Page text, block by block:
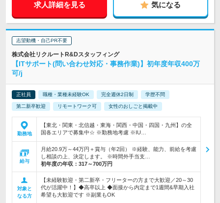
求人詳細を見る 気になる
志望動機・自己PR不要
株式会社リクルートR&Dスタッフィング
【ITサポート(問い合わせ対応・事務作業)】初年度年収400万
可/j
正社員 職種・業種未経験OK 完全週休2日制 学歴不問
第二新卒歓迎 リモートワーク可 女性のおしごと掲載中
勤務地
【東北・関東・北信越・東海・関西・中国・四国・九州】の全
国各エリアで募集中☆ ※勤務地考慮 ※IU…
給与
月給20.9万～44万円＋賞与（年2回） ※経験、能力、前給を考慮
し相談の上、決定します。 ※時間外手当支…
初年度の年収： 317～700万円
対象と
なる方
【未経験歓迎・第二新卒・フリーターの方まで大歓迎／20～30
代が活躍中！】◆高卒以上 ◆面接から内定まで1週間&早期入社
希望も大歓迎です ※副業もOK